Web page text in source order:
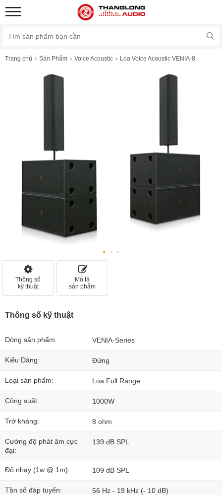
Trang chủ Sản Phẩm Voice Acoustic Loa Voice Acoustic VENIA-8
Thông số
kỹ thuật
Mô tả
sản phẩm
Thông số kỹ thuật
Dòng sản phẩm: VENIA-Series
Kiểu Dáng: Đứng
Loại sản phẩm: Loa Full Range
Công suất: 1000W
Trở kháng: 8 ohm
Cường độ phát âm cực
đại:
139 dB SPL
Độ nhạy (1w @ 1m): 109 dB SPL
Tần số đáp tuyến: 56 Hz - 19 kHz (- 10 dB)